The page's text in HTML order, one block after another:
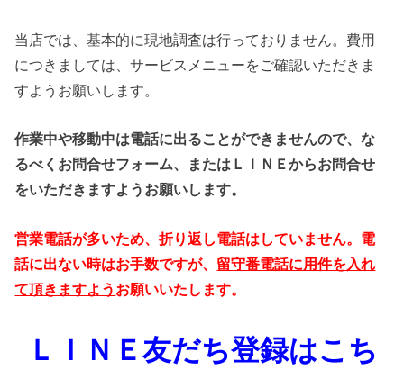
当店では、基本的に現地調査は行っておりません。費用
につきましては、サービスメニューをご確認いただきま
すようお願いします。
作業中や移動中は電話に出ることができませんので、な
るべくお問合せフォーム、またはＬＩＮＥからお問合せ
をいただきますようお願いします。
営業電話が多いため、折り返し電話はしていません。電
話に出ない時はお手数ですが、 留守番電話に用件を入れ
て頂きますよう お願いいたします。
ＬＩＮＥ友だち登録はこち